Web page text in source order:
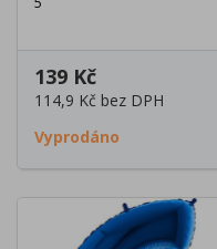
139 Kč
114,9 Kč bez DPH
Vyprodáno